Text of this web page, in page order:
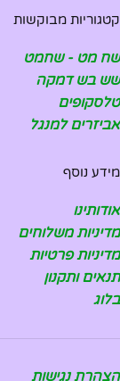
קטגוריות מבוקשות
שח מט - שחמט
שש בש דמקה
טלסקופים
אביזרים למנגל
מידע נוסף
אודותינו
מדיניות משלוחים
מדיניות פרטיות
תנאים ותקנון
בלוג
הצהרת נגישות